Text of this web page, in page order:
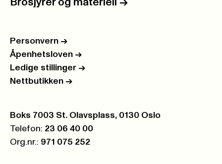
Brosjyrer og materiell ->
Personvern ->
Åpenhetsloven ->
Ledige stillinger ->
Nettbutikken ->
Postboks:
Boks 7003 St. Olavsplass, 0130 Oslo
Telefon: 23 06 40 00
Org.nr.: 971 075 252